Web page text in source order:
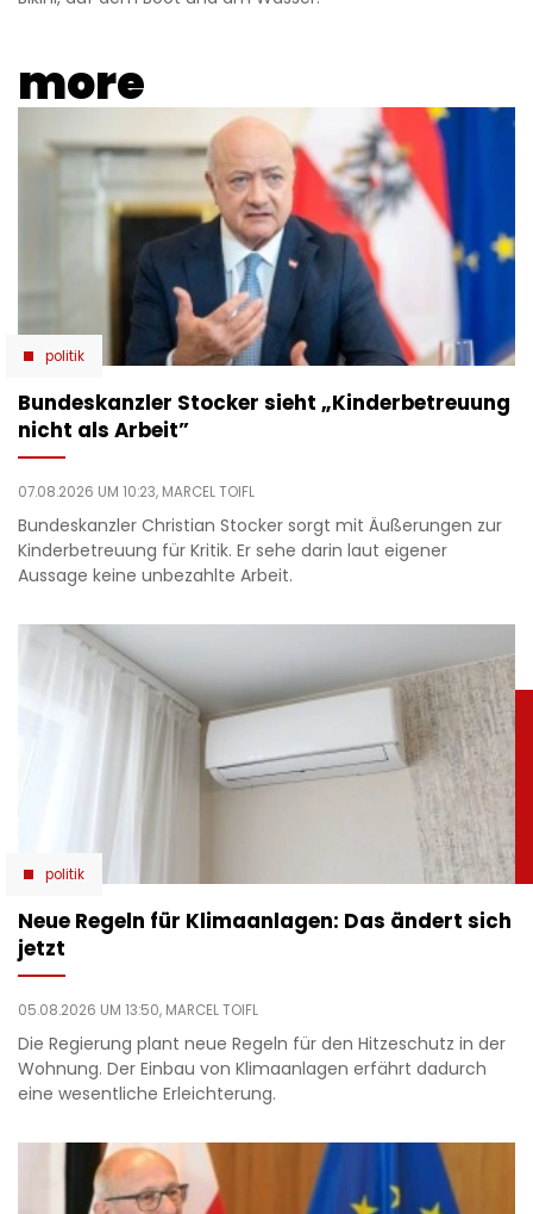
more
politik
Bundeskanzler Stocker sieht „Kinderbetreuung
nicht als Arbeit”
07.08.2026 UM 10:23, MARCEL TOIFL
Bundeskanzler Christian Stocker sorgt mit Äußerungen zur
Kinderbetreuung für Kritik. Er sehe darin laut eigener
Aussage keine unbezahlte Arbeit.
politik
Neue Regeln für Klimaanlagen: Das ändert sich
jetzt
05.08.2026 UM 13:50, MARCEL TOIFL
Die Regierung plant neue Regeln für den Hitzeschutz in der
Wohnung. Der Einbau von Klimaanlagen erfährt dadurch
eine wesentliche Erleichterung.